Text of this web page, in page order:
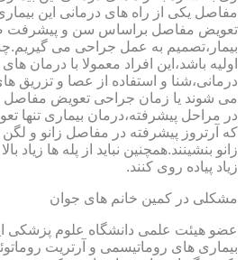
مفاصل یکی از راه های درمانی این
تعویض مفاصل براساس سن و پیشرفت
بیمار،تصمیم به عمل جراحی می
اولیه باشد،این افراد معمولا با درمان
درمانی،شنا و استفاده از عصا و تزریق
می شوند یا زمان جراحی تعویض مفاصل
در مراحل پیشرفته،درمان بیماری
که آرتروز پیشرفته در مفاصل زانو و لگن
زانو بنشینند.همچنین نباید از پله ها زیاد
زیاد پیاده روی کنند.
مشکلی در کمین خانم های جوان
عضو هیئت علمی دانشگاه علوم پزشکی
بیماری های روماتیسمی و آرتریت